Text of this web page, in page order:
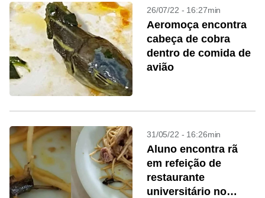
26/07/22 - 16:27min
Aeromoça encontra
cabeça de cobra
dentro de comida de
avião
31/05/22 - 16:26min
Aluno encontra rã
em refeição de
restaurante
universitário no